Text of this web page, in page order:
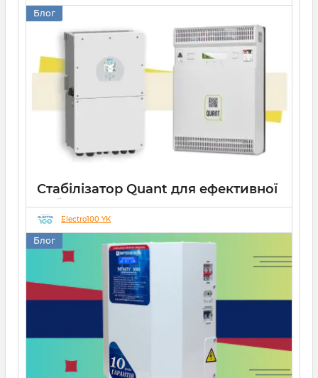
22 07 2026
Блог
Стабілізатор Quant для ефективної
роботи СЕС
14 10 2025
Electro100 YK
Блог